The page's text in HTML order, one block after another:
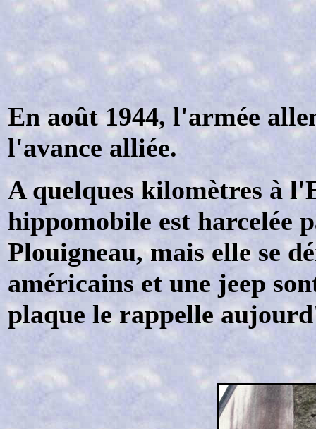
En août 1944, l'armée
l'avance alliée.
A quelques kilomètres à
hippomobile est harcelée
Plouigneau, mais elle se
américains et une jeep
plaque le rappelle